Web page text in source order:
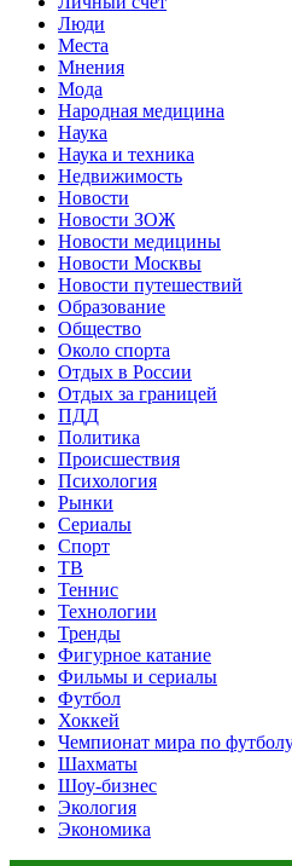
Люди
Места
Мнения
Мода
Народная медицина
Наука
Наука и техника
Недвижимость
Новости
Новости ЗОЖ
Новости медицины
Новости Москвы
Новости путешествий
Образование
Общество
Около спорта
Отдых в России
Отдых за границей
ПДД
Политика
Происшествия
Психология
Рынки
Сериалы
Спорт
ТВ
Теннис
Технологии
Тренды
Фигурное катание
Фильмы и сериалы
Футбол
Хоккей
Чемпионат мира по
Шахматы
Шоу-бизнес
Экология
Экономика